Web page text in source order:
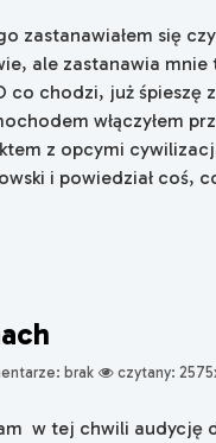
zastanawiałem się
ale zastanawia
co chodzi, już śpieszę
włączyłem
z opcymi
i powiedział coś,
brak czytany:
w tej chwili audycję